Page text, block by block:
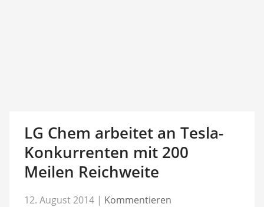
LG Chem arbeitet an Tesla-
Konkurrenten mit 200
Meilen Reichweite
12. August 2014 | Kommentieren